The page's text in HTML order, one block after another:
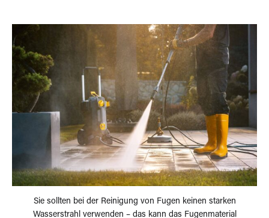
Sie sollten bei der Reinigung von Fugen keinen starken
Wasserstrahl verwenden – das kann das Fugenmaterial